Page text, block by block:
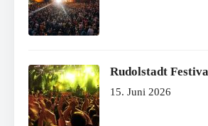
Rudolstadt
15. Juni 2026